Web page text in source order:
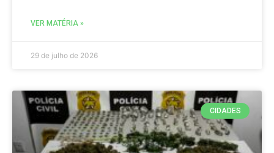
VER MATÉRIA »
29 de julho de 2026
CIDADES